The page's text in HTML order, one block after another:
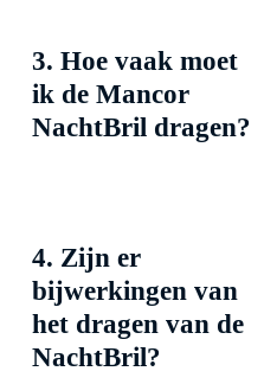
3. Hoe vaak moet
ik de Mancor
NachtBril dragen?
4. Zijn er
bijwerkingen van
het dragen van de
NachtBril?